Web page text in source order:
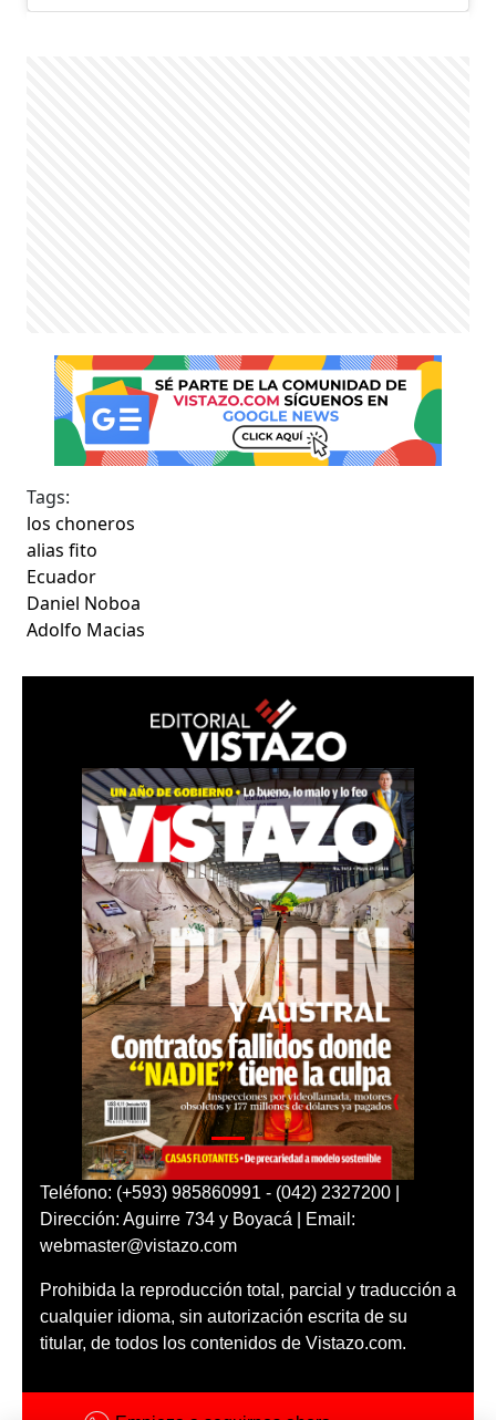
Tags:
los choneros
alias fito
Ecuador
Daniel Noboa
Adolfo Macias
Teléfono: (+593) 985860991 - (042) 2327200 |
Dirección: Aguirre 734 y Boyacá | Email:
webmaster@vistazo.com
Prohibida la reproducción total, parcial y traducción a
cualquier idioma, sin autorización escrita de su
titular, de todos los contenidos de Vistazo.com.